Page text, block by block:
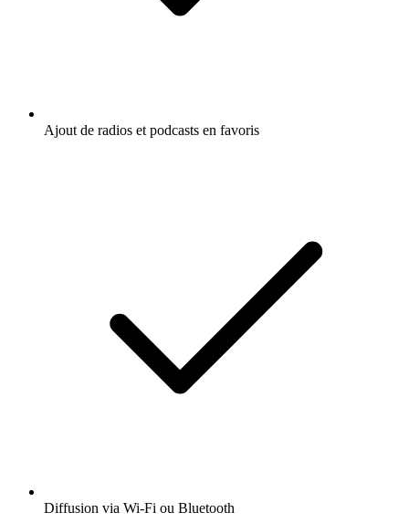
Ajout de radios et podcasts en favoris
Diffusion via Wi-Fi ou Bluetooth